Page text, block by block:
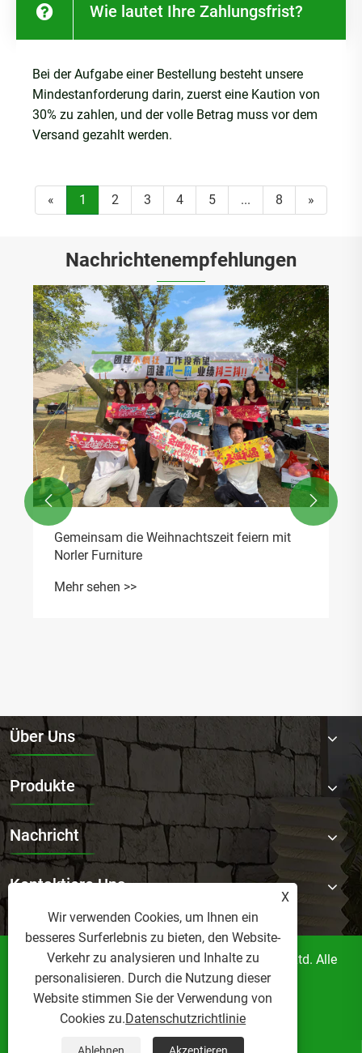
Wie lautet Ihre Zahlungsfrist?
Bei der Aufgabe einer Bestellung besteht unsere
Mindestanforderung darin, zuerst eine Kaution von
30% zu zahlen, und der volle Betrag muss vor dem
Versand gezahlt werden.
« 1 2 3 4 5 ... 8 »
Nachrichtenempfehlungen
die Weihnachtszeit feiern mit
Norlers Kick-
Mehr sehen >>
 
Über Uns
Produkte
Nachricht
Kontaktiere Uns
Copyright © 2025 Foshan Norler Furniture Co., Ltd. Alle
Rechte vorbehalten.
Links
Sitemap RSS
XML
Datenschutzrichtlinie
X
Wir verwenden Cookies, um Ihnen ein
besseres Surferlebnis zu bieten, den Website-
Verkehr zu analysieren und Inhalte zu
personalisieren. Durch die Nutzung dieser
Website stimmen Sie der Verwendung von
Cookies zu.Datenschutzrichtlinie